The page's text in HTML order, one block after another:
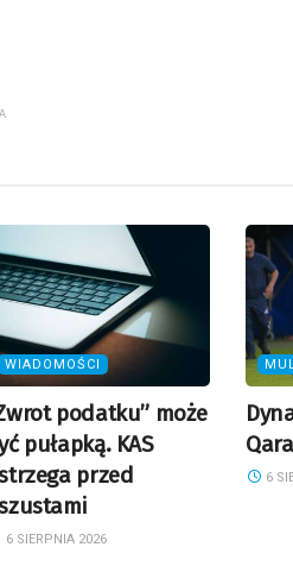
WIADOMOŚCI
podatku” może
pułapką. KAS
przed
6 SIERPNIA 2026
6